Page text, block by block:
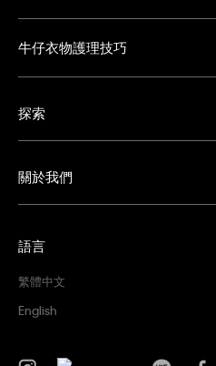
牛仔衣物護理技巧
探索
關於我們
語言
繁體中文
English